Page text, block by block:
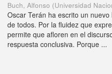
Buch, Alfonso (Universidad
Oscar Terán ha escrito un
de todos. Por la fluidez que
permite que afloren en el
respuesta conclusiva. Porque ...